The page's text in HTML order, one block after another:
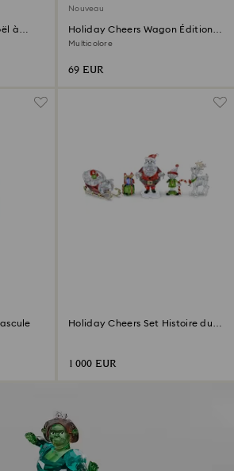
à
Nouveau
Holiday Cheers Wagon Édition
Annuelle 2026
Multicolore
69 EUR
Holiday Cheers Set Histoire du
1 000 EUR